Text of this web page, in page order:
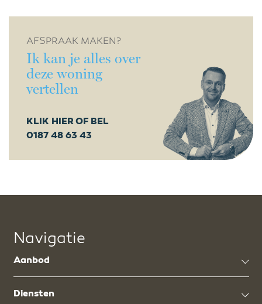
AFSPRAAK MAKEN?
Ik kan je alles over
deze woning
vertellen
KLIK HIER OF BEL
0187 48 63 43
Navigatie
Aanbod
Diensten